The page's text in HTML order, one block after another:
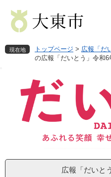
先
を 現在地 トップページ > 広報「だ
の広報「だいとう」令和6
広報「だいと